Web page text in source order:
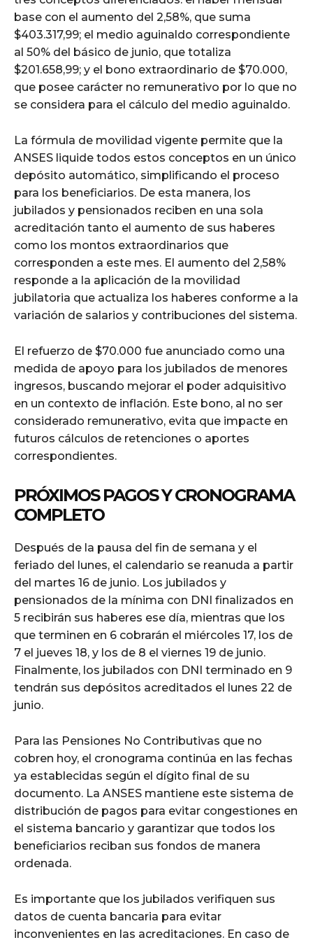
base con el aumento del 2,58%, que suma
$403.317,99; el medio aguinaldo correspondiente
al 50% del básico de junio, que totaliza
$201.658,99; y el bono extraordinario de $70.000,
que posee carácter no remunerativo por lo que no
se considera para el cálculo del medio aguinaldo.
La fórmula de movilidad vigente permite que la
ANSES liquide todos estos conceptos en un único
depósito automático, simplificando el proceso
para los beneficiarios. De esta manera, los
jubilados y pensionados reciben en una sola
acreditación tanto el aumento de sus haberes
como los montos extraordinarios que
corresponden a este mes. El aumento del 2,58%
responde a la aplicación de la movilidad
jubilatoria que actualiza los haberes conforme a la
variación de salarios y contribuciones del sistema.
El refuerzo de $70.000 fue anunciado como una
medida de apoyo para los jubilados de menores
ingresos, buscando mejorar el poder adquisitivo
en un contexto de inflación. Este bono, al no ser
considerado remunerativo, evita que impacte en
futuros cálculos de retenciones o aportes
correspondientes.
PRÓXIMOS PAGOS Y CRONOGRAMA
COMPLETO
Después de la pausa del fin de semana y el
feriado del lunes, el calendario se reanuda a partir
del martes 16 de junio. Los jubilados y
pensionados de la mínima con DNI finalizados en
5 recibirán sus haberes ese día, mientras que los
que terminen en 6 cobrarán el miércoles 17, los de
7 el jueves 18, y los de 8 el viernes 19 de junio.
Finalmente, los jubilados con DNI terminado en 9
tendrán sus depósitos acreditados el lunes 22 de
junio.
Para las Pensiones No Contributivas que no
cobren hoy, el cronograma continúa en las fechas
ya establecidas según el dígito final de su
documento. La ANSES mantiene este sistema de
distribución de pagos para evitar congestiones en
el sistema bancario y garantizar que todos los
beneficiarios reciban sus fondos de manera
ordenada.
Es importante que los jubilados verifiquen sus
datos de cuenta bancaria para evitar
inconvenientes en las acreditaciones. En caso de